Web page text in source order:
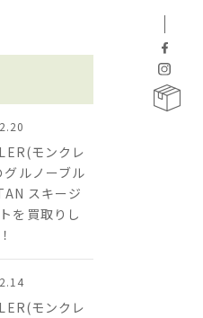
モンクレ
グルノーブル
スキージ
を買取りし
モンクレ